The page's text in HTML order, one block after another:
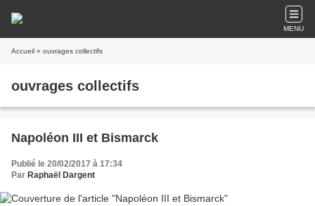
MENU
Accueil » ouvrages collectifs
ouvrages collectifs
Napoléon III et Bismarck
Publié le 20/02/2017 à 17:34
Par Raphaël Dargent